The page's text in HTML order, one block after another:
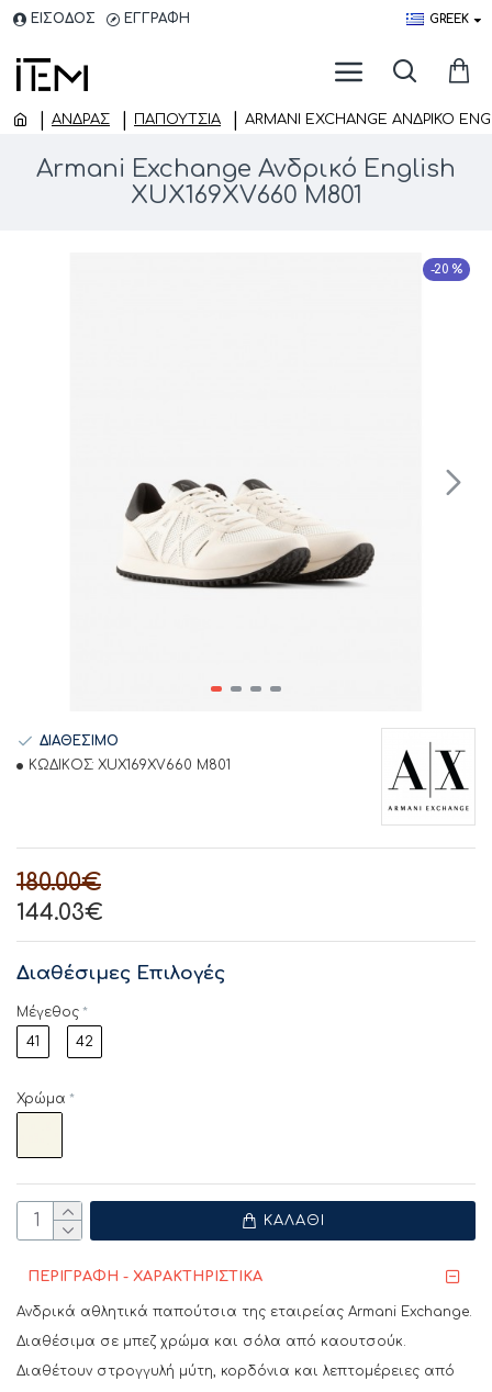
ΕΙΣΟΔΟΣ ΕΓΓΡΑΦΗ GREEK
ΑΝΔΡΑΣ ΠΑΠΟΎΤΣΙΑ ARMANI EXCHANGE ΑΝΔΡΙΚΌ
Armani Exchange Ανδρικό English
XUX169XV660 M801
-20 %
144.03€
180.00€
ΔΙΑΘΕΣΙΜΟ
ΚΩΔΙΚΟΣ: XUX169XV660 M801
Διαθέσιμες Επιλογές
Μέγεθος
41
42
Χρώμα
ΚΑΛΆΘΙ
ΠΕΡΙΓΡΑΦΗ - ΧΑΡΑΚΤΗΡΙΣΤΙΚΑ
Ανδρικά αθλητικά παπούτσια της εταιρείας Armani Exchange.
Διαθέσιμα σε μπεζ χρώμα και σόλα από καουτσούκ.
Διαθέτουν στρογγυλή μύτη, κορδόνια και λεπτομέρειες από